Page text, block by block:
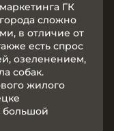
ГК
сложно
в отличие от
есть спрос
озеленением,
собак.
жилого
большой